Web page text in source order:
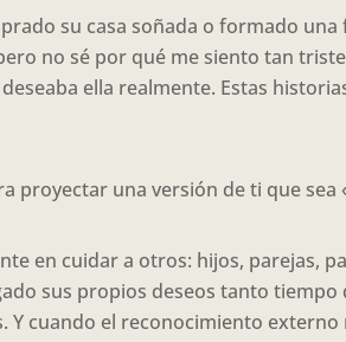
su casa soñada o formado una
no sé por qué me siento tan
ella realmente. Estas
una versión de ti que sea
en cuidar a otros: hijos, parejas,
sus propios deseos tanto tiempo
cuando el reconocimiento